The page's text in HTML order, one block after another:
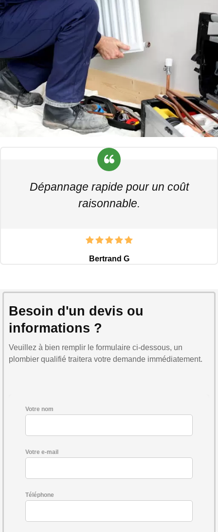
Dépannage rapide pour un coût
raisonnable.
Bertrand G
Besoin d'un devis ou
informations ?
Veuillez à bien remplir le formulaire ci-dessous, un
plombier qualifié traitera votre demande immédiatement.
Votre nom
Votre e-mail
Téléphone